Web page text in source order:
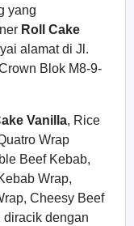
yang
Roll Cake
alamat di Jl.
Blok M8-9-
Vanilla, Rice
Wrap
Beef Kebab,
Wrap,
Cheesy Beef
diracik dengan